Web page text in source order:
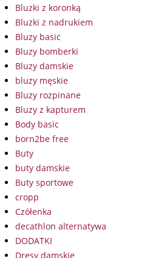
Bluzki z koronką
Bluzki z nadrukiem
Bluzy basic
Bluzy bomberki
Bluzy damskie
bluzy męskie
Bluzy rozpinane
Bluzy z kapturem
Body basic
born2be free
Buty
buty damskie
Buty sportowe
cropp
Czółenka
decathlon alternatywa
DODATKI
Dresy damskie